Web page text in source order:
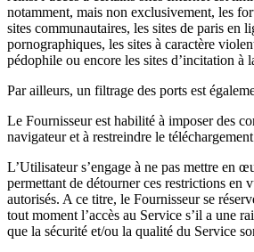
notamment, mais non exclusivement, les
sites communautaires, les sites de paris en
pornographiques, les sites à caractère
pédophile ou encore les sites d’incitation à
Par ailleurs, un filtrage des ports est
Le Fournisseur est habilité à imposer des
navigateur et à restreindre le
L’Utilisateur s’engage à ne pas mettre en
permettant de détourner ces restrictions en
autorisés. A ce titre, le Fournisseur se
tout moment l’accès au Service s’il a une
que la sécurité et/ou la qualité du Service